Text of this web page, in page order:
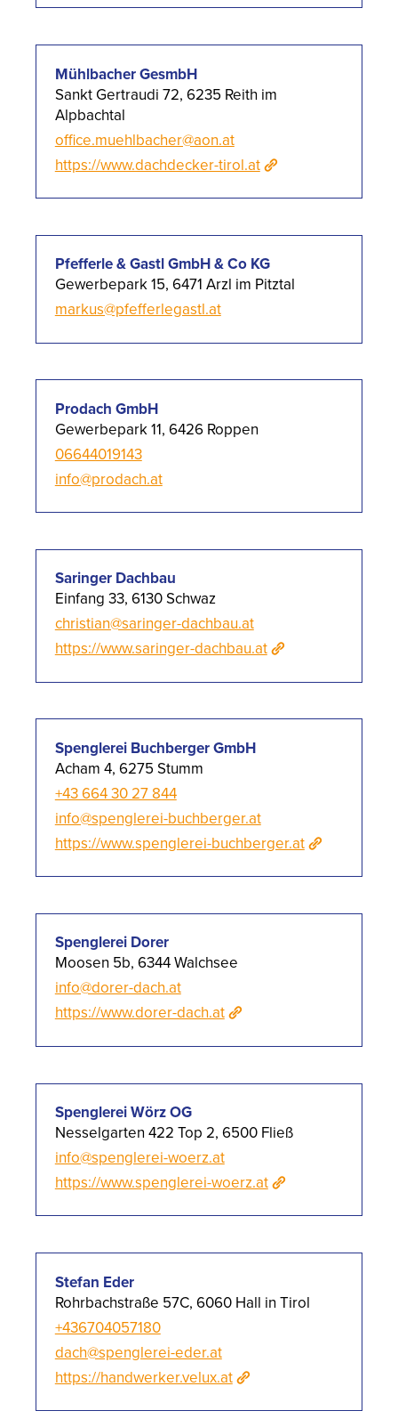
Mühlbacher GesmbH
Sankt Gertraudi 72, 6235 Reith im
Alpbachtal
office.muehlbacher@aon.at
https://www.dachdecker-tirol.at
Pfefferle & Gastl GmbH & Co KG
Gewerbepark 15, 6471 Arzl im Pitztal
markus@pfefferlegastl.at
Prodach GmbH
Gewerbepark 11, 6426 Roppen
06644019143
info@prodach.at
Saringer Dachbau
Einfang 33, 6130 Schwaz
christian@saringer-dachbau.at
https://www.saringer-dachbau.at
Spenglerei Buchberger GmbH
Acham 4, 6275 Stumm
+43 664 30 27 844
info@spenglerei-buchberger.at
https://www.spenglerei-buchberger.at
Spenglerei Dorer
Moosen 5b, 6344 Walchsee
info@dorer-dach.at
https://www.dorer-dach.at
Spenglerei Wörz OG
Nesselgarten 422 Top 2, 6500 Fließ
info@spenglerei-woerz.at
https://www.spenglerei-woerz.at
Stefan Eder
Rohrbachstraße 57C, 6060 Hall in Tirol
+436704057180
dach@spenglerei-eder.at
https://handwerker.velux.at